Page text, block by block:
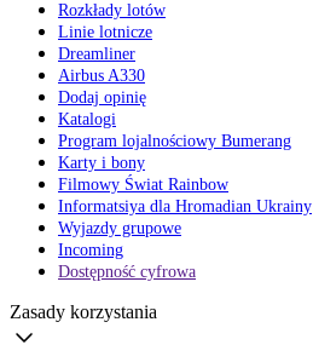
Rozkłady lotów
Linie lotnicze
Dreamliner
Airbus A330
Dodaj opinię
Katalogi
Program lojalnościowy Bumerang
Karty i bony
Filmowy Świat Rainbow
Informatsiya dla Hromadian Ukrainy
Wyjazdy grupowe
Incoming
Dostępność cyfrowa
Zasady korzystania